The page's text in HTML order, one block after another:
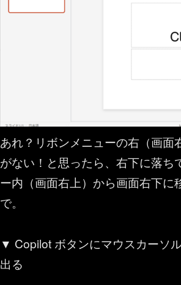
あれ？リボンメニューの右（画
がない！と思ったら、右下に落ち
ー内（画面右上）から画面右下に
で。
▼ Copilot ボタンにマウスカーソ
出る